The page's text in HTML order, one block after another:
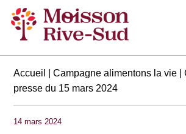
Accueil |Campagne alimentons la vie
presse du 15 mars 2024
14 mars 2024